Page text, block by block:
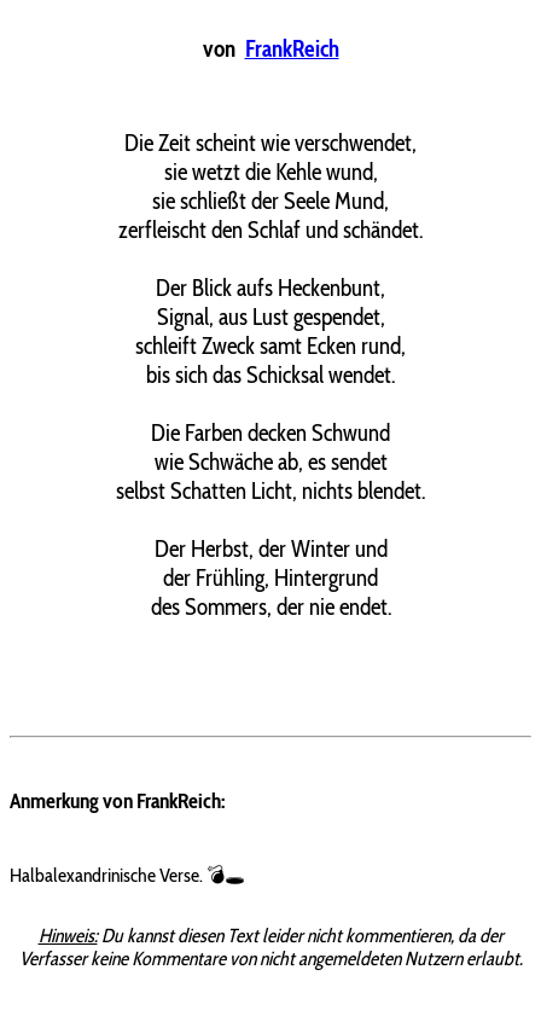
von FrankReich
Die Zeit scheint wie verschwendet,
sie wetzt die Kehle wund,
sie schließt der Seele Mund,
zerfleischt den Schlaf und schändet.
Der Blick aufs Heckenbunt,
Signal, aus Lust gespendet,
schleift Zweck samt Ecken rund,
bis sich das Schicksal wendet.
Die Farben decken Schwund
wie Schwäche ab, es sendet
selbst Schatten Licht, nichts blendet.
Der Herbst, der Winter und
der Frühling, Hintergrund
des Sommers, der nie endet.
Anmerkung von FrankReich:
Halbalexandrinische Verse. 💣🕳
Hinweis:Du kannst diesen Text leider nicht kommentieren, da der
Verfasser keine Kommentare von nicht angemeldeten Nutzern erlaubt.